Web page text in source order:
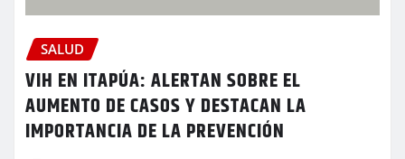
SALUD
VIH EN ITAPÚA: ALERTAN SOBRE EL
AUMENTO DE CASOS Y DESTACAN LA
IMPORTANCIA DE LA PREVENCIÓN